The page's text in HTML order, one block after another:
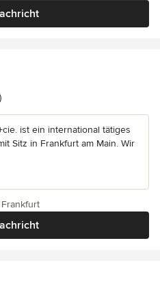
von 5 Sternen
ist ein international tätiges
Sitz in Frankfurt am Main. Wir